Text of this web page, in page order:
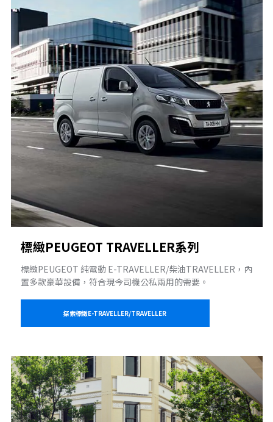
標緻PEUGEOT TRAVELLER系列
標緻PEUGEOT 純電動 E-TRAVELLER/柴油TRAVELLER，內
置多款豪華設備，符合現今司機公私兩用的需要。
探索標緻E-TRAVELLER/TRAVELLER